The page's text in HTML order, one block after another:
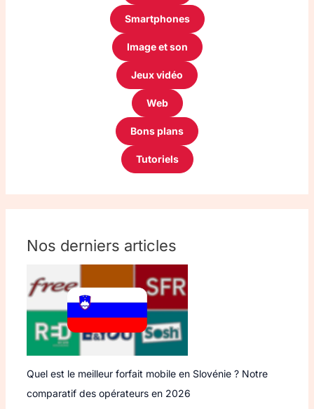
Smartphones
Image et son
Jeux vidéo
Web
Bons plans
Tutoriels
Nos derniers articles
Quel est le meilleur forfait mobile en Slovénie ? Notre
comparatif des opérateurs en 2026